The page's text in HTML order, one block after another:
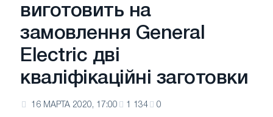
виготовить на
замовлення General
Electric дві
кваліфікаційні заготовки
16 МАРТА 2020, 17:00 1 134 0